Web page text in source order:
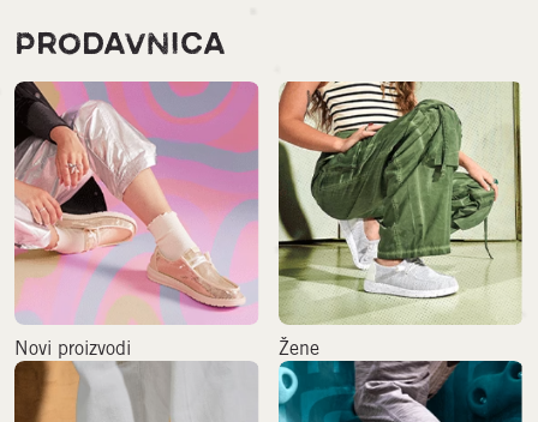
PRODAVNICA
Novi proizvodi Žene